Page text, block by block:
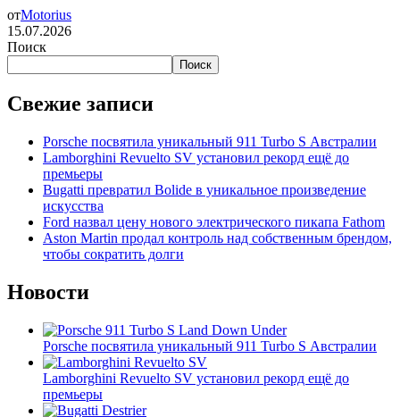
отMotorius
15.07.2026
Поиск
Поиск
Свежие записи
Porsche посвятила уникальный 911 Turbo S Австралии
Lamborghini Revuelto SV установил рекорд ещё до
премьеры
Bugatti превратил Bolide в уникальное произведение
искусства
Ford назвал цену нового электрического пикапа Fathom
Aston Martin продал контроль над собственным брендом,
чтобы сократить долги
Новости
Porsche посвятила уникальный 911 Turbo S Австралии
Lamborghini Revuelto SV установил рекорд ещё до
премьеры